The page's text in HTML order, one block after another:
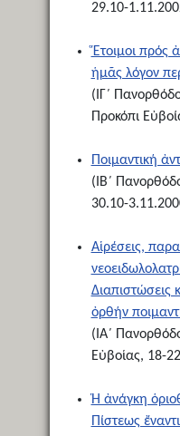
29.10-
Ἕτοιμοι πρός
ἡμᾶς λόγον
(ΙΓ΄
Προκόπι
Ποιμαντική
(ΙΒ΄
30.10-
Αἱρέσεις,
Διαπιστώσεις
ὀρθήν
(ΙΑ΄
Εὐβοίας, 18-
Ἡ ἀνάγκη
Πίστεως